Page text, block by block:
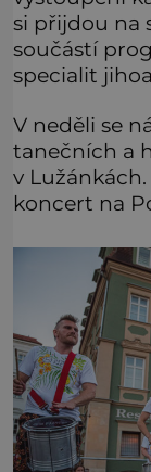
si přijdou na
součástí
specialit
V neděli se
tanečních a
v
koncert na